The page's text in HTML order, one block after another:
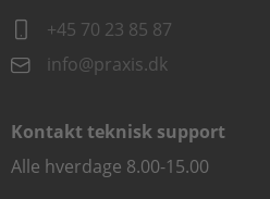
+45 70 23 85 87
info@praxis.dk
Kontakt teknisk support
Alle hverdage 8.00-15.00